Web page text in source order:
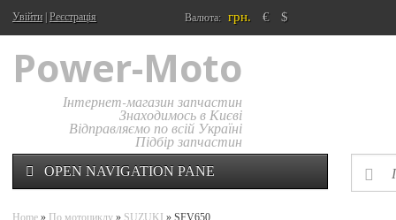
Увійти| Реєстрація Валюта: грн. € $
Power-Moto
Інтернет-магазин запчастин
Знаходимось в Києві
Відправляємо по всій Україні
Підбір запчастин
OPEN NAVIGATION PANE
Home » По мотоциклу » SUZUKI » SFV650